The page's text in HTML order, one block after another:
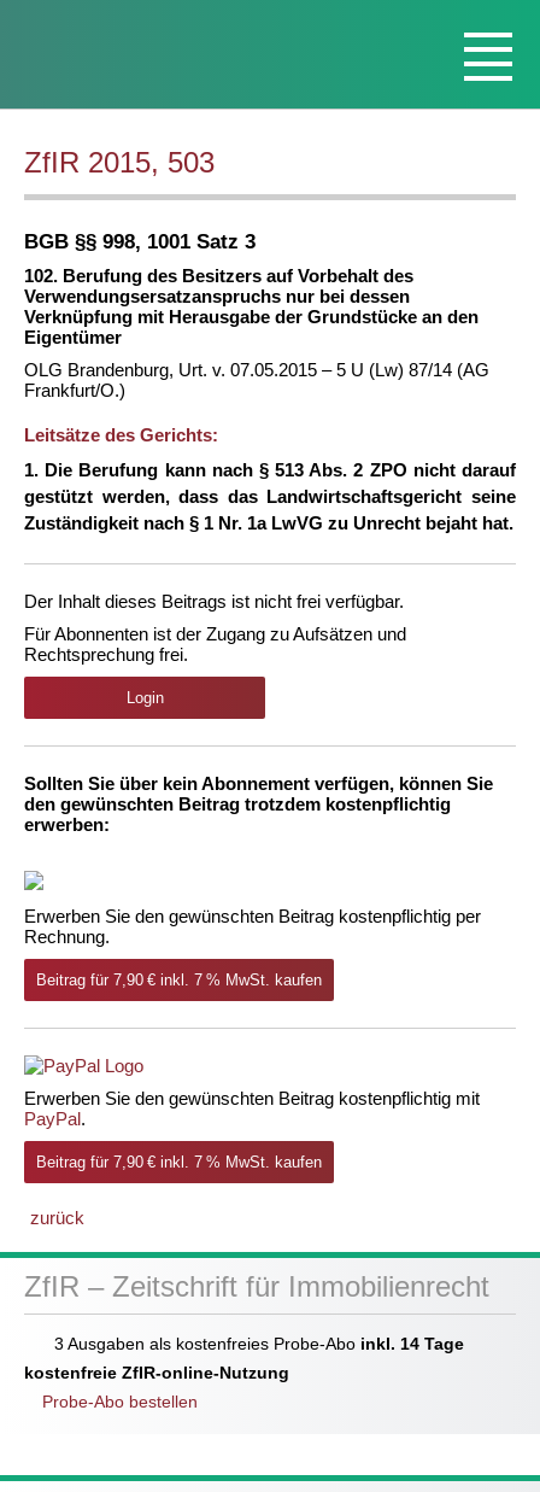
ZfIR 2015, 503
BGB §§ 998, 1001 Satz 3
102. Berufung des Besitzers auf Vorbehalt des
Verwendungsersatzanspruchs nur bei dessen
Verknüpfung mit Herausgabe der Grundstücke an den
Eigentümer
OLG Brandenburg, Urt. v. 07.05.2015 – 5 U (Lw) 87/14 (AG
Frankfurt/O.)
Leitsätze des Gerichts:
1. Die Berufung kann nach § 513 Abs. 2 ZPO nicht darauf
gestützt werden, dass das Landwirtschaftsgericht seine
Zuständigkeit nach § 1 Nr. 1a LwVG zu Unrecht bejaht hat.
Der Inhalt dieses Beitrags ist nicht frei verfügbar.
Für Abonnenten ist der Zugang zu Aufsätzen und
Rechtsprechung frei.
Login
Sollten Sie über kein Abonnement verfügen, können Sie
den gewünschten Beitrag trotzdem kostenpflichtig
erwerben:
Erwerben Sie den gewünschten Beitrag kostenpflichtig per
Rechnung.
Beitrag für 7,90 € inkl. 7 % MwSt. kaufen
Erwerben Sie den gewünschten Beitrag kostenpflichtig mit
PayPal.
Beitrag für 7,90 € inkl. 7 % MwSt. kaufen
zurück
ZfIR – Zeitschrift für Immobilienrecht
3 Ausgaben als kostenfreies Probe-Abo inkl. 14 Tage
kostenfreie ZfIR-online-Nutzung
Probe-Abo bestellen